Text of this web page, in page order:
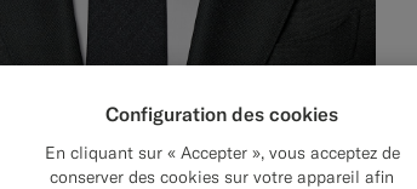
Configuration des cookies
En cliquant sur « Accepter », vous acceptez de
conserver des cookies sur votre appareil afin